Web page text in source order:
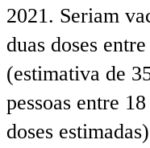
2021. Seriam
duas doses
(estimativa de
pessoas entre
doses